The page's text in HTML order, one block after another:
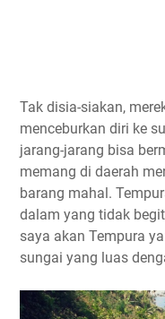
Tak disia-siakan,
menceburkan diri ke
jarang-jarang bisa
memang di daerah
barang mahal.
dalam yang tidak
saya akan Tempura
sungai yang luas